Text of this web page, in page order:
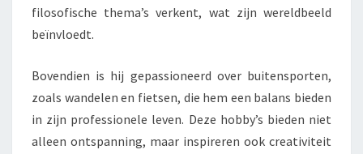
filosofische thema’s verkent, wat zijn wereldbeeld
beïnvloedt.
Bovendien is hij gepassioneerd over buitensporten,
zoals wandelen en fietsen, die hem een balans bieden
in zijn professionele leven. Deze hobby’s bieden niet
alleen ontspanning, maar inspireren ook creativiteit